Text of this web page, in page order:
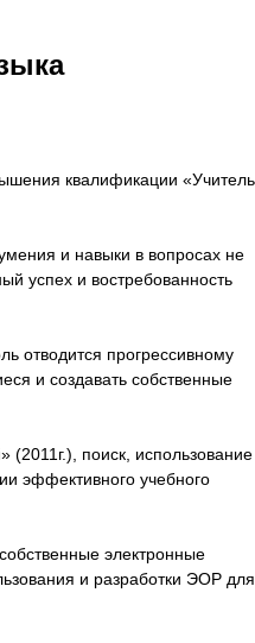
квалификации «Учитель
и навыки в вопросах не
успех и востребованность
отводится прогрессивному
и создавать собственные
поиск, использование
эффективного учебного
электронные
и разработки ЭОР для